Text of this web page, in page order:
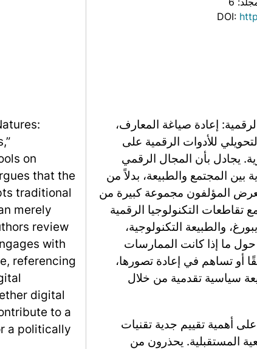
DOI:
إعادة صياغة المعارف،
للأدوات الرقمية على
يجادل بأن المجال الرقمي
بين المجتمع والطبيعة، بدلاً من
المؤلفون مجموعة كبيرة من
تقاطعات التكنولوجيا الرقمية
والطبيعة التكنولوجية،
حول ما إذا كانت الممارسات
أو تساهم في إعادة تصورها،
سياسية تقدمية من خلال
أهمية تقييم جدية تقنيات
المستقبلية. يحذرون من
on
that the
traditional
merely
review
with
referencing
digital
to a
a politically